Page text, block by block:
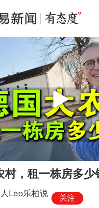
Play
村，租一栋房多少
Leo乐柏说 关注